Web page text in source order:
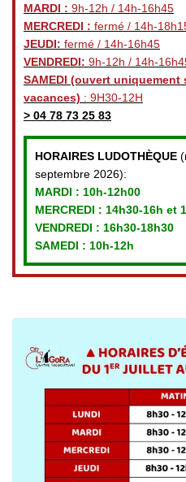
MARDI : 9h-12h / 14h-16h45
MERCREDI : fermé / 14h-
JEUDI: fermé / 14h-16h45
VENDREDI: 9h-12h / 14h-
SAMEDI (ouvert uniquement
vacances) : 9H30-12H
> 04 78 73 25 83
HORAIRES LUDOTHÈQUE
septembre 2026):
MARDI : 10h-12h00
MERCREDI : 14h30-16h et
VENDREDI : 16h30-18h30
SAMEDI : 10h-12h